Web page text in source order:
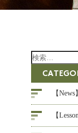
検
【News】
【